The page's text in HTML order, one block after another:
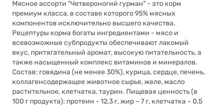
Мясное ассорти "Четвероногий гурман" - это корм
премиум класса, в составе которого 95% мясных
компонентов исключительно высшего качества.
Рецептуры корма богаты ингредиентами - мясо и
всевозможные субпродукты обеспечивают лакомый
вкус, притягательный аромат, высокую питательность, а
также насыщенный комплекс витаминов и минералов.
Состав: говядина (не менее 30%), курица, сердце, печень,
коллагенсодержащее животное сырье, желе, масло
растительное, клетчатка, таурин. Пищевая ценность (в
100 г продукта): протеин - 12,3 г, жир – 7 г, клетчатка – 0,5